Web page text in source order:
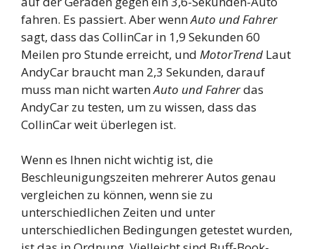
fahren. Es passiert. Aber wennAuto und Fahrer
sagt, dass das CollinCar in 1,9 Sekunden 60
Meilen pro Stunde erreicht, und MotorTrend Laut
AndyCar braucht man 2,3 Sekunden, darauf
muss man nicht wartenAuto und Fahrerdas
AndyCar zu testen, um zu wissen, dass das
CollinCar weit überlegen ist.
Wenn es Ihnen nicht wichtig ist, die
Beschleunigungszeiten mehrerer Autos genau
vergleichen zu können, wenn sie zu
unterschiedlichen Zeiten und unter
unterschiedlichen Bedingungen getestet wurden,